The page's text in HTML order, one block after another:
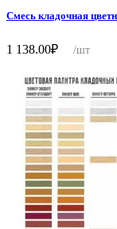
Смесь кладочная
1 138.00₽ /шт